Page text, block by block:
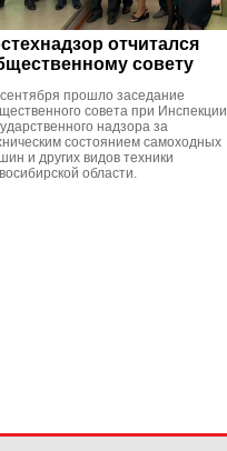
отчитался
совету
прошло заседание
совета при Инспекции
надзора за
состоянием самоходных
и других видов техники
области.